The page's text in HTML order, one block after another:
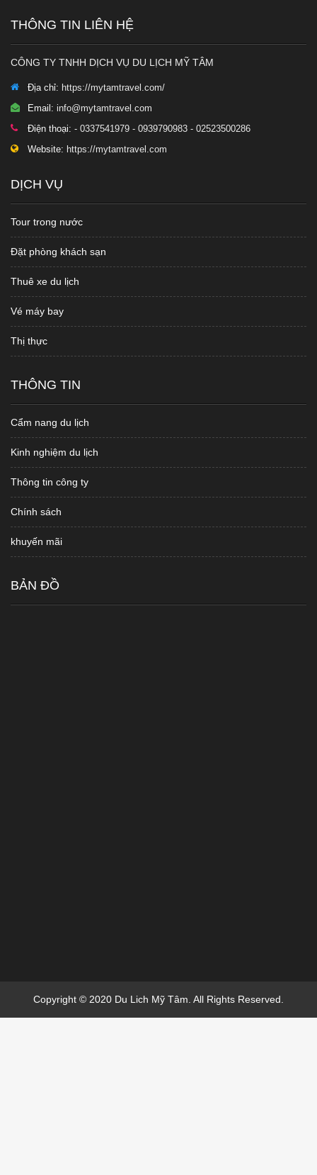
THÔNG TIN LIÊN HỆ
CÔNG TY TNHH DỊCH VỤ DU LỊCH MỸ TÂM
Địa chỉ: https://mytamtravel.com/
Email: info@mytamtravel.com
Điện thoại: - 0337541979 - 0939790983 - 02523500286
Website: https://mytamtravel.com
DỊCH VỤ
Tour trong nước
Đặt phòng khách sạn
Thuê xe du lịch
Vé máy bay
Thị thực
THÔNG TIN
Cẩm nang du lịch
Kinh nghiệm du lịch
Thông tin công ty
Chính sách
khuyến mãi
BẢN ĐỒ
Copyright © 2020 Du Lich Mỹ Tâm. All Rights Reserved.